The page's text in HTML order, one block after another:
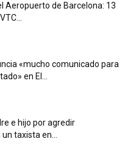
Aeropuerto de Barcelona: 13
«mucho comunicado para
en El...
e hijo por agredir
taxista en...